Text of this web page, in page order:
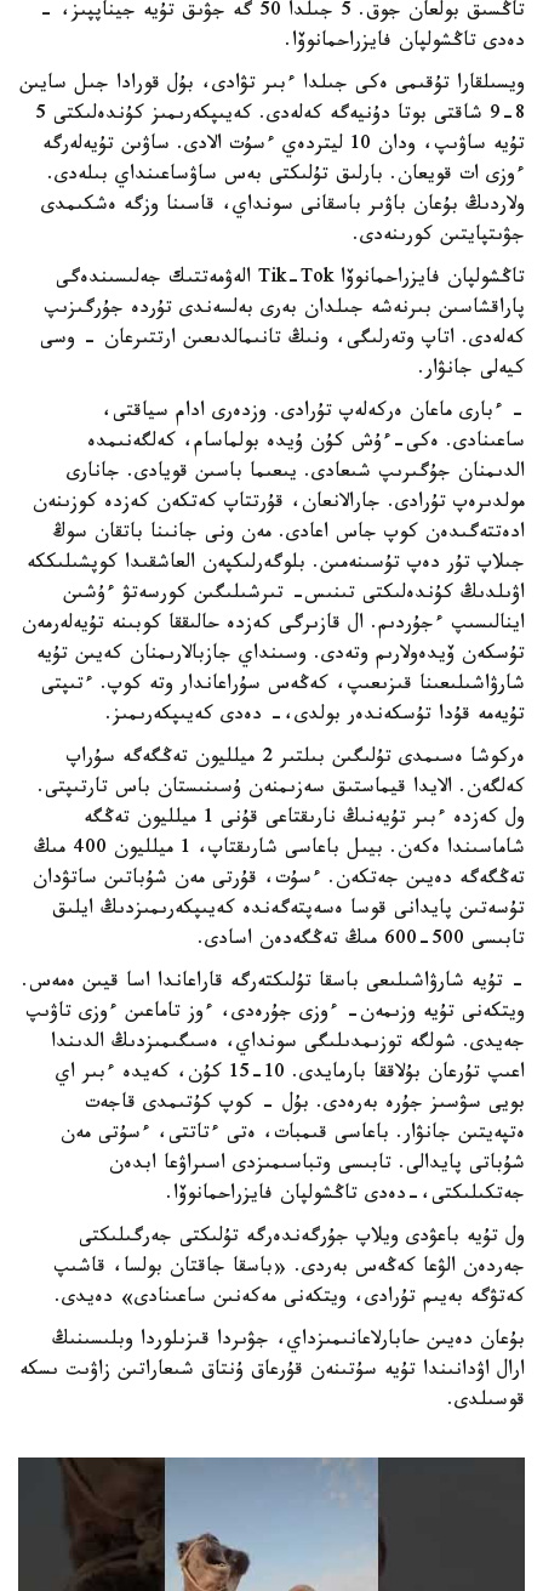
تاڭسىق بولعان جوق. 5 جىلدا 50 گە جۋىق تۇيە جيناپپىز، -
دەدى تاڭشولپان فايزراحمانوۆا.
ويسىلقارا تۇقىمى ەكى جىلدا ءبىر تۋادى، بۇل قورادا جىل سايىن
8-9 شاقتى بوتا دۇنيەگە كەلەدى. كەيىپكەرىمىز كۇندەلىكتى 5
تۇيە ساۋىپ، ودان 10 ليتردەي ءسۇت الادى. ساۋىن تۇيەلەرگە
ءوزى ات قويعان. بارلىق تۇلىكتى بەس ساۋساعىنداي بىلەدى.
ولاردىڭ بۇعان باۋىر باسقانى سونداي، قاسىنا وزگە ەشكىمدى
جۋىتپايتىن كورىنەدى.
تاڭشولپان فايزراحمانوۆا Tik-Tok الەۋمەتتىك جەلىسىندەگى
پاراقشاسىن بىرنەشە جىلدان بەرى بەلسەندى تۇردە جۇرگىزىپ
كەلەدى. اتاپ وتەرلىگى، ونىڭ تانىمالدىعىن ارتتىرعان - وسى
كيەلى جانۋار.
- ءبارى ماعان ەركەلەپ تۇرادى. وزدەرى ادام سياقتى،
ساعىنادى. ەكى-ءۇش كۇن ۇيدە بولماسام، كەلگەنىمدە
الدىمنان جۇگىرىپ شىعادى. يىعىما باسىن قويادى. جانارى
مولدىرەپ تۇرادى. جارالانعان، قۇرتتاپ كەتكەن كەزدە كوزىنەن
ادەتتەگىدەن كوپ جاس اعادى. مەن ونى جانىنا باتقان سوڭ
جىلاپ تۇر دەپ تۇسىنەمىن. بلوگەرلىكپەن العاشقىدا كوپشىلىككە
اۋىلدىڭ كۇندەلىكتى تىنىس- تىرشىلىگىن كورسەتۋ ءۇشىن
اينالىسىپ ءجۇردىم. ال قازىرگى كەزدە حالىققا كوبىنە تۇيەلەرمەن
تۇسكەن ۆيدەولارىم وتەدى. وسىنداي جازبالارىمنان كەيىن تۇيە
شارۋاشىلىعىنا قىزىعىپ، كەڭەس سۇراعاندار وتە كوپ. ءتىپتى
تۇيەمە قۇدا تۇسكەندەر بولدى،- دەدى كەيىپكەرىمىز.
ەركوشا ەسىمدى تۇلىگىن بىلتىر 2 ميلليون تەڭگەگە سۇراپ
كەلگەن. الايدا قيماستىق سەزىمنەن ۇسىنىستان باس تارتىپتى.
ول كەزدە ءبىر تۇيەنىڭ نارىقتاعى قۇنى 1 ميلليون تەڭگە
شاماسىندا ەكەن. بيىل باعاسى شارىقتاپ، 1 ميلليون 400 مىڭ
تەڭگەگە دەيىن جەتكەن. ءسۇت، قۇرتى مەن شۇباتىن ساتۋدان
تۇسەتىن پايدانى قوسا ەسەپتەگەندە كەيىپكەرىمىزدىڭ ايلىق
تابىسى 500-600 مىڭ تەڭگەدەن اسادى.
- تۇيە شارۋاشىلىعى باسقا تۇلىكتەرگە قاراعاندا اسا قيىن ەمەس.
ويتكەنى تۇيە وزىمەن- ءوزى جۇرەدى، ءوز تاماعىن ءوزى تاۋىپ
جەيدى. شولگە توزىمدىلىگى سونداي، ەسىگىمىزدىڭ الدىندا
اعىپ تۇرعان بۇلاققا بارمايدى. 10-15 كۇن، كەيدە ءبىر اي
بويى سۋسىز جۇرە بەرەدى. بۇل - كوپ كۇتىمدى قاجەت
ەتپەيتىن جانۋار. باعاسى قىمبات، ەتى ءتاتتى، ءسۇتى مەن
شۇباتى پايدالى. تابىسى وتباسىمىزدى اسىراۋعا ابدەن
جەتكىلىكتى،-دەدى تاڭشولپان فايزراحمانوۆا.
ول تۇيە باعۋدى ويلاپ جۇرگەندەرگە تۇلىكتى جەرگىلىكتى
جەردەن الۋعا كەڭەس بەردى. «باسقا جاقتان بولسا، قاشىپ
كەتۋگە بەيىم تۇرادى، ويتكەنى مەكەنىن ساعىنادى» دەيدى.
بۇعان دەيىن حابارلاعانىمىزداي، جۋىردا قىزىلوردا وبلىسىنىڭ
ارال اۋدانىندا تۇيە سۇتىنەن قۇرعاق ۇنتاق شىعاراتىن زاۋىت ىسكە
قوسىلدى.